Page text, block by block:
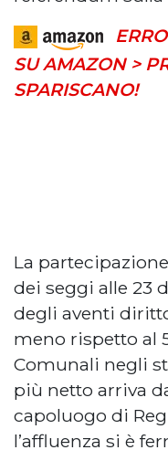
SU AMAZON >
SPARISCANO!
La
dei seggi alle 23
degli aventi
meno rispetto al
Comunali negli
più netto arriva
capoluogo di
l’affluenza si è